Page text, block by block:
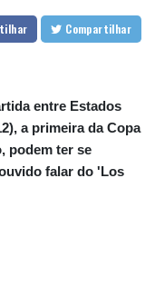
Compartilhar
entre Estados
a primeira da Copa
podem ter se
falar do 'Los